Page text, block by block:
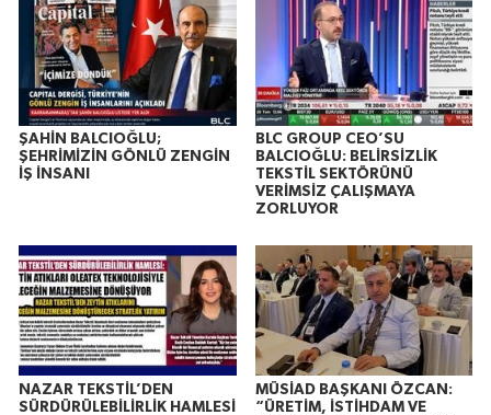
ŞAHİN BALCIOĞLU;
ŞEHRİMİZİN GÖNLÜ ZENGİN
İŞ İNSANI
BLC GROUP CEO’SU
BALCIOĞLU: BELİRSİZLİK
TEKSTİL SEKTÖRÜNÜ
VERİMSİZ ÇALIŞMAYA
ZORLUYOR
NAZAR TEKSTİL’DEN
SÜRDÜRÜLEBİLİRLİK HAMLESİ
MÜSİAD BAŞKANI ÖZCAN:
“ÜRETİM, İSTİHDAM VE